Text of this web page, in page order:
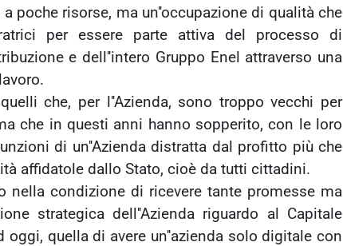
poche risorse, ma un''occupazione di qualità che
per essere parte attiva del processo di
e dell''intero Gruppo Enel attraverso una
che, per l''Azienda, sono troppo vecchi per
che in questi anni hanno sopperito, con le loro
di un''Azienda distratta dal profitto più che
affidatole dallo Stato, cioè da tutti cittadini.
nella condizione di ricevere tante promesse ma
strategica dell''Azienda riguardo al Capitale
quella di avere un''azienda solo digitale con